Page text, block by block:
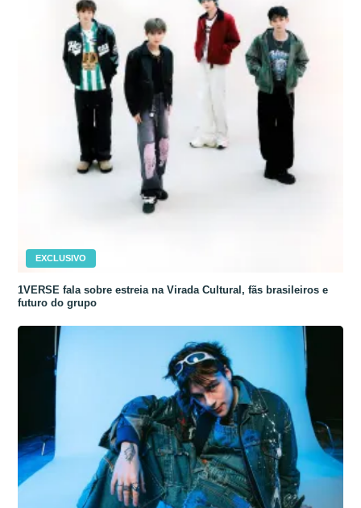
EXCLUSIVO
1VERSE fala sobre estreia na Virada Cultural, fãs brasileiros e
futuro do grupo